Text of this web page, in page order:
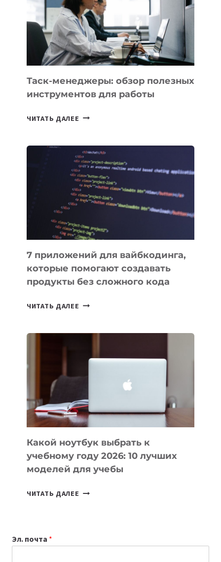
ПО
ИСКУССТВЕННОМУ
ИНТЕЛЛЕКТУ
Таск-менеджеры: обзор полезных
инструментов для работы
ЧИТАТЬ ДАЛЕЕ ТАСК-
ПОЛЕЗНЫХ
ИНСТРУМЕНТОВ
ДЛЯ
РАБОТЫ
7 приложений для вайбкодинга,
которые помогают создавать
продукты без сложного кода
ЧИТАТЬ ДАЛЕЕ 7
ПОМОГАЮТ
СОЗДАВАТЬ
БЕЗ
СЛОЖНОГО
КОДА
Какой ноутбук выбрать к
учебному году 2026: 10 лучших
моделей для учебы
ЧИТАТЬ ДАЛЕЕ КАКОЙ
Эл. почта *